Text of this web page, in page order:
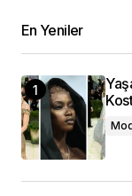
En Yeniler